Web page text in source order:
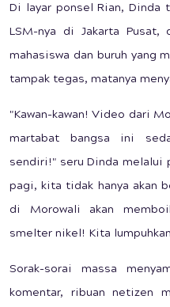
Di layar ponsel Rian, Dinda
LSM-nya di Jakarta
mahasiswa dan buruh yang
tampak tegas, matanya
"Kawan-kawan! Video dari
martabat bangsa ini
sendiri!" seru Dinda melalui
pagi, kita tidak hanya akan
di Morowali akan
smelter nikel! Kita
Sorak-sorai massa
komentar, ribuan netizen